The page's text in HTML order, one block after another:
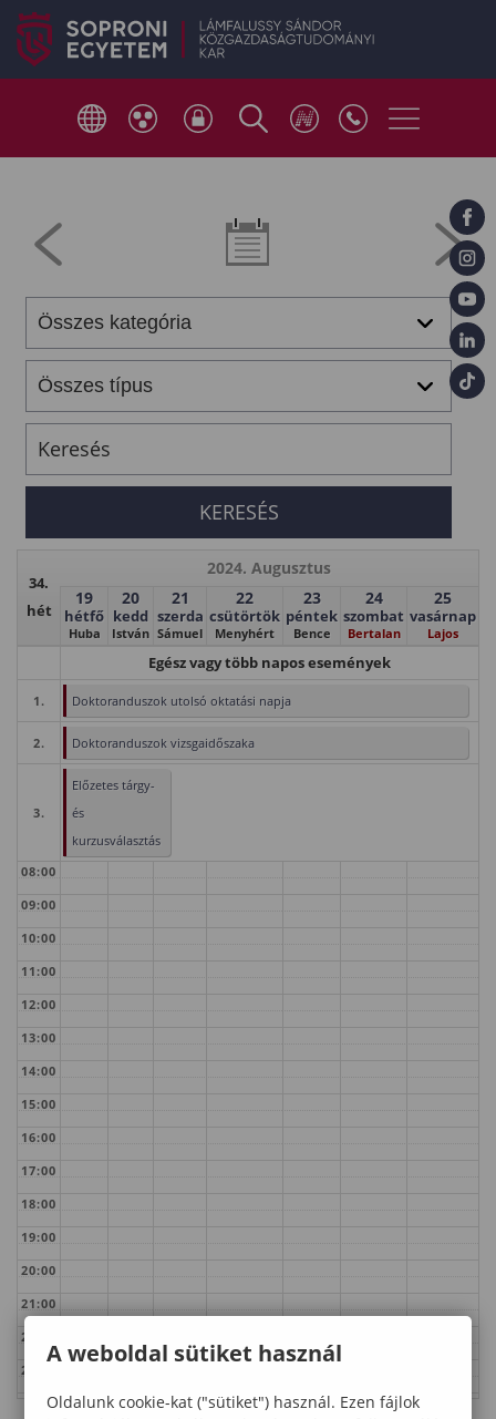
34.
hét
2024. Augusztus
19
hétfő
Huba
20
kedd
István
21
szerda
Sámuel
22
csütörtök
Menyhért
23
péntek
Bence
24
szombat
Bertalan
25
vasárnap
Lajos
Egész vagy több napos események
1. Doktoranduszok utolsó oktatási napja
2. Doktoranduszok vizsgaidőszaka
3.
Előzetes tárgy-
és
kurzusválasztás
08:00
09:00
10:00
11:00
12:00
13:00
14:00
15:00
16:00
17:00
18:00
19:00
20:00
21:00
22:00
23:00
A weboldal sütiket használ
Oldalunk cookie-kat ("sütiket") használ. Ezen fájlok